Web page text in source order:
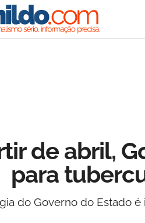
de abril,
para
do Governo do Estado